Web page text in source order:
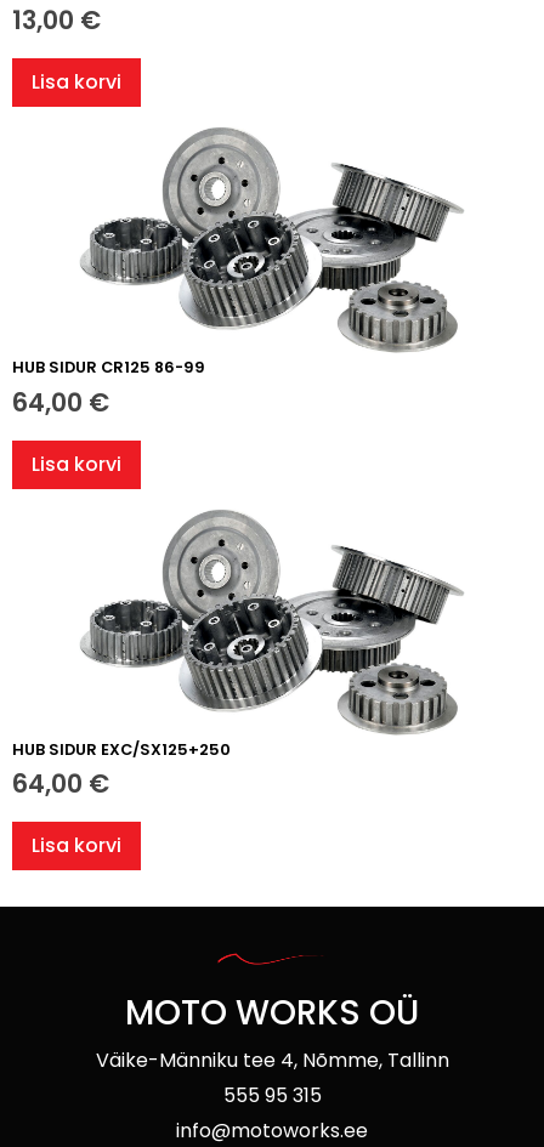
13,00 €
Lisa korvi
HUB SIDUR CR125 86-99
64,00 €
Lisa korvi
HUB SIDUR EXC/SX125+250
64,00 €
Lisa korvi
MOTO WORKS OÜ
Väike-Männiku tee 4, Nõmme, Tallinn
555 95 315
info@motoworks.ee